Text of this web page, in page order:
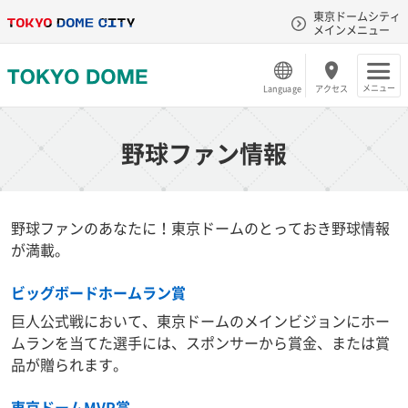
東京ドームシティ
メインメニュー
Language アクセス メニュー
野球ファン情報
野球ファンのあなたに！東京ドームのとっておき野球情報
が満載。
ビッグボードホームラン賞
巨人公式戦において、東京ドームのメインビジョンにホー
ムランを当てた選手には、スポンサーから賞金、または賞
品が贈られます。